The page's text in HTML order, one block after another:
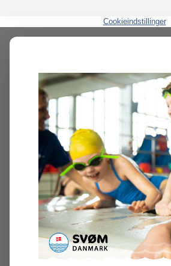
Cookieindstillinger